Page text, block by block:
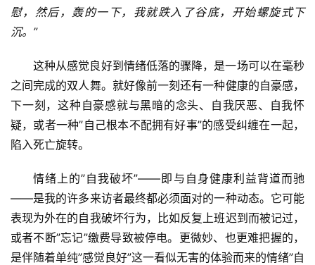
慰，然后，轰的一下，我就跌入了谷底，开始螺旋式下
沉。”
这种从感觉良好到情绪低落的骤降，是一场可以在毫秒
之间完成的双人舞。就好像前一刻还有一种健康的自豪感，
下一刻，这种自豪感就与黑暗的念头、自我厌恶、自我怀
疑，或者一种”自己根本不配拥有好事”的感受纠缠在一起，
陷入死亡旋转。
情绪上的”自我破坏”——即与自身健康利益背道而驰
——是我的许多来访者最终都必须面对的一种动态。它可能
表现为外在的自我破坏行为，比如反复上班迟到而被记过，
或者不断”忘记”缴费导致被停电。更微妙、也更难把握的，
是伴随着单纯”感觉良好”这一看似无害的体验而来的情绪”自